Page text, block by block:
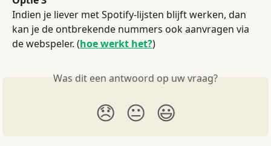
Indien je liever met Spotify-lijsten blijft werken, dan
kan je de ontbrekende nummers ook aanvragen via
de webspeler. (hoe werkt het?)
Was dit een antwoord op uw vraag?
😞 😐 😃